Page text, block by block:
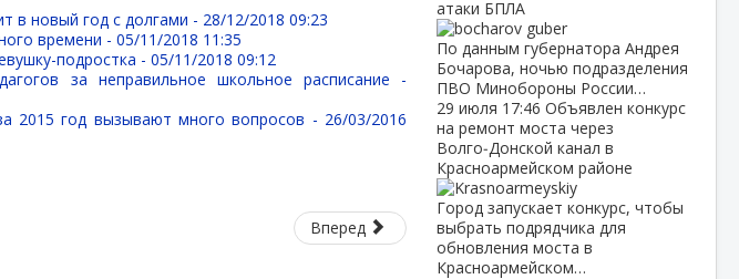
в новый год с долгами - 28/12/2018 09:23
времени -05/11/2018 11:35
подростка -05/11/2018 09:12
за неправильное школьное расписание -
2015 год вызывают много вопросов - 26/03/2016
Вперед
атаки БПЛА
По данным губернатора Андрея
Бочарова, ночью подразделения
ПВО Минобороны России…
29 июля 17:46 Объявлен конкурс
на ремонт моста через
Волго‑Донской канал в
Красноармейском районе
Город запускает конкурс, чтобы
выбрать подрядчика для
обновления моста в
Красноармейском…